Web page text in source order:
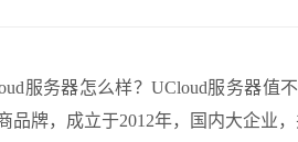
服务器怎么样？UCloud服务器值
牌，成立于2012年，国内大企业